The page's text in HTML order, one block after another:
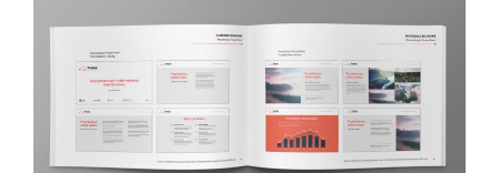
DODAJ DO KOSZYKA
SZCZEGÓŁY